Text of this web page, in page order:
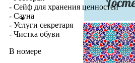
- Сейф для хранения ценностей
- Сауна
- Услуги секретаря
- Чистка обуви
В номере